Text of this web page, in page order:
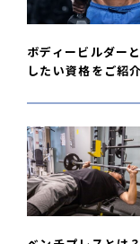
ボディービルダー
したい資格をご紹介